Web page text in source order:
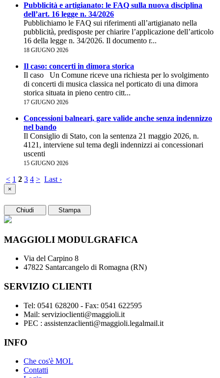
Pubblicità e artigianato: le FAQ sulla nuova disciplina
dell’art. 16 legge n. 34/2026
Pubblichiamo le FAQ sui riferimenti all’artigianato nella
pubblicità, predisposte per chiarire l’applicazione dell’articolo
16 della legge n. 34/2026. Il documento r...
18 GIUGNO 2026
Il caso: concerti in dimora storica
Il caso Un Comune riceve una richiesta per lo svolgimento
di concerti di musica classica nel porticato di una dimora
storica situata in pieno centro citt...
17 GIUGNO 2026
Concessioni balneari, gare valide anche senza indennizzo
nel bando
Il Consiglio di Stato, con la sentenza 21 maggio 2026, n.
4121, interviene sul tema degli indennizzi ai concessionari
uscenti
15 GIUGNO 2026
< 1 2 3 4 > Last ›
×
Chiudi Stampa
MAGGIOLI MODULGRAFICA
Via del Carpino 8
47822 Santarcangelo di Romagna (RN)
SERVIZIO CLIENTI
Tel: 0541 628200 - Fax: 0541 622595
Mail: servizioclienti@maggioli.it
PEC : assistenzaclienti@maggioli.legalmail.it
INFO
Che cos'è MOL
Contatti